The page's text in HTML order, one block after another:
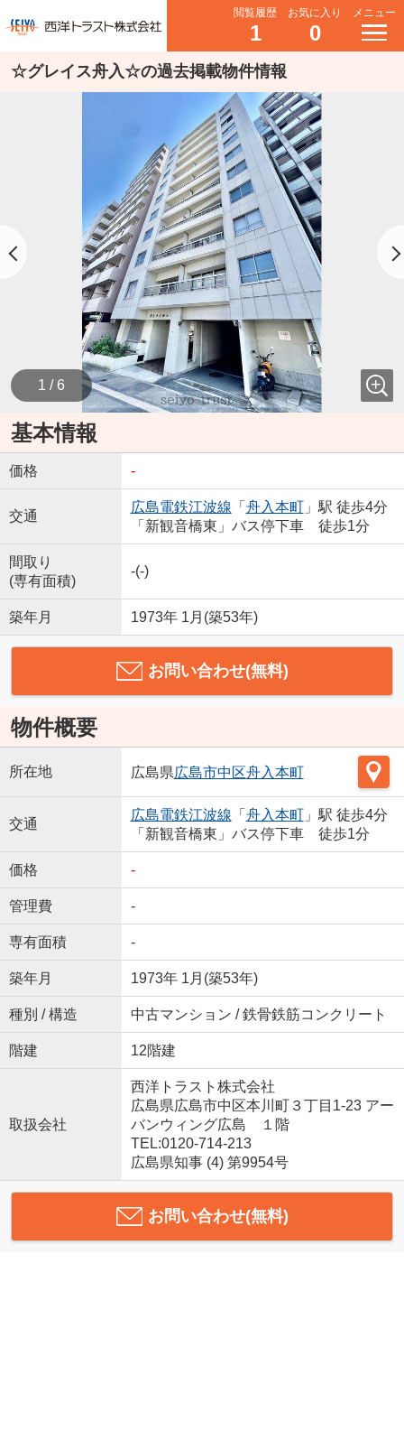
閲覧履歴
1
お気に入り
0
メニュー
☆グレイス舟入☆の過去掲載物件情報
1 / 6
基本情報
価格 -
交通
広島電鉄江波線 「 舟入本町」駅 徒歩4分
「新観音橋東」バス停下車 徒歩1分
間取り
(専有面積)
-(-)
築年月 1973年 1月(築53年)
お問い合わせ(無料)
物件概要
所在地 広島県広島市中区舟入本町
交通
広島電鉄江波線 「 舟入本町」駅 徒歩4分
「新観音橋東」バス停下車 徒歩1分
価格 -
管理費 -
専有面積 -
築年月 1973年 1月(築53年)
種別 / 構造 中古マンション / 鉄骨鉄筋コンクリート
階建 12階建
取扱会社
西洋トラスト株式会社
広島県広島市中区本川町３丁目1-23 アー
バンウィング広島 １階
TEL:0120-714-213
広島県知事 (4) 第9954号
お問い合わせ(無料)